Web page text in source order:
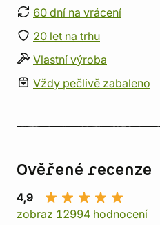
60 dní na vrácení
20 let na trhu
Vlastní výroba
Vždy pečlivě zabaleno
Ověřené recenze
4,9
zobraz 12994 hodnocení